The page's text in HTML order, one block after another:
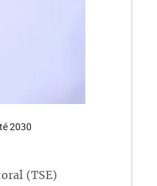
2030
(TSE)